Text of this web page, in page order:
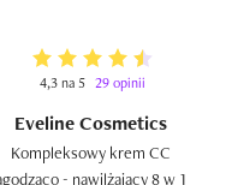
4,3 na 5 29 opinii
Eveline Cosmetics
Kompleksowy krem CC